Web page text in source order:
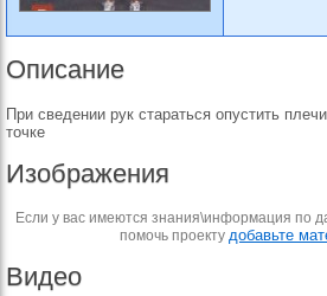
Описание
При сведении рук стараться опустить
точке
Изображения
Если у вас имеются знания\информация по
помочь проекту добавьте
Видео